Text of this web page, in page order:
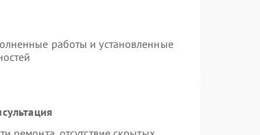
работы и установленные